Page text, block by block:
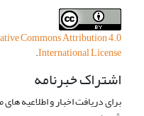
Commons Attribution 4.0
International License
.
اشتراک خبرنامه
برای دریافت اخبار و اطلاعیه